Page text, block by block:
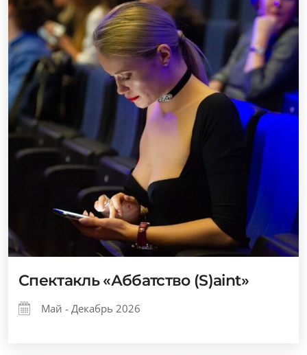
Спектакль «Аббатство (S)aint»
Май - Декабрь 2026